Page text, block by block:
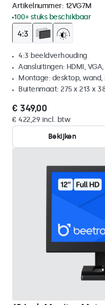
Artikelnummer: 12VG7M
100+ stuks beschikbaar
4:3 beeldverhouding
Aansluitingen: HDMI, VGA,
Montage: desktop, wand,
Buitenmaat: 275 x 213 x
€ 349,00
€ 422,29 incl. btw
Bekijken